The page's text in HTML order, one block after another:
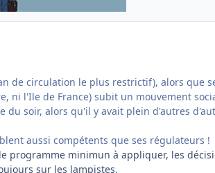
de circulation le plus restrictif), alors que
ni l'Ile de France) subit un mouvement
du soir, alors qu'il y avait plein d'autres
aussi compétents que ses régulateurs !
programme minimun à appliquer, les
sur les lampistes.